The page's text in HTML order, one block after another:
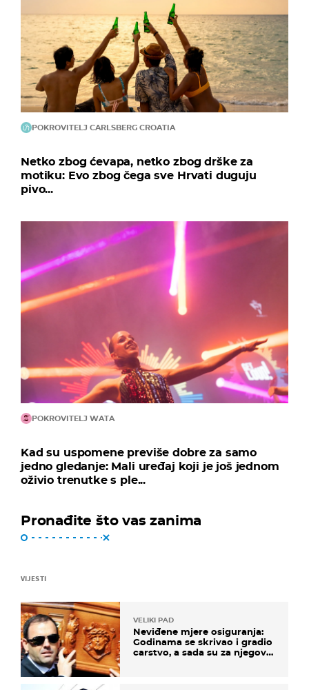
POKROVITELJ CARLSBERG CROATIA
Netko zbog ćevapa, netko zbog drške za
motiku: Evo zbog čega sve Hrvati duguju
pivo...
POKROVITELJ WATA
Kad su uspomene previše dobre za samo
jedno gledanje: Mali uređaj koji je još jednom
oživio trenutke s ple...
Pronađite što vas zanima
VIJESTI
VELIKI PAD
Neviđene mjere osiguranja:
Godinama se skrivao i gradio
carstvo, a sada su za njegovo